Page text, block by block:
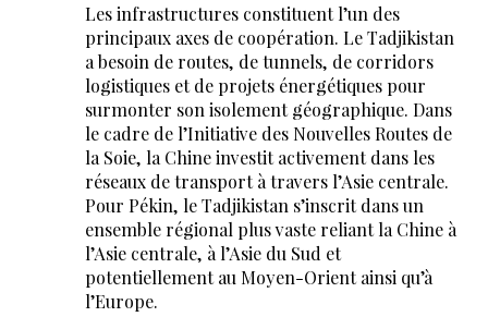
Les infrastructures constituent l’un des
principaux axes de coopération. Le Tadjikistan
a besoin de routes, de tunnels, de corridors
logistiques et de projets énergétiques pour
surmonter son isolement géographique. Dans
le cadre de l’Initiative des Nouvelles Routes de
la Soie, la Chine investit activement dans les
réseaux de transport à travers l’Asie centrale.
Pour Pékin, le Tadjikistan s’inscrit dans un
ensemble régional plus vaste reliant la Chine à
l’Asie centrale, à l’Asie du Sud et
potentiellement au Moyen-Orient ainsi qu’à
l’Europe.